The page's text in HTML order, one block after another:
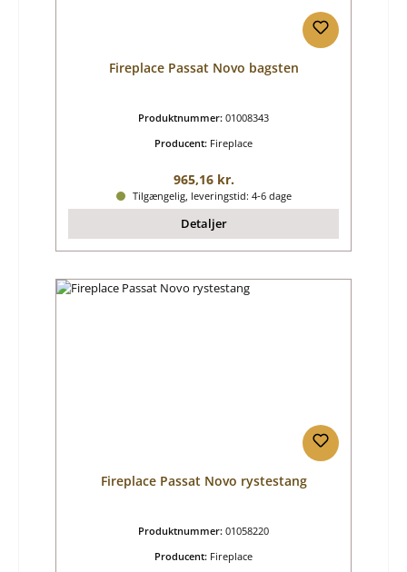
Fireplace Passat Novo bagsten
Produktnummer: 01008343
Producent: Fireplace
Almindelig pris:
965,16 kr.
Tilgængelig, leveringstid: 4-6 dage
Detaljer
Fireplace Passat Novo rystestang
Produktnummer: 01058220
Producent: Fireplace